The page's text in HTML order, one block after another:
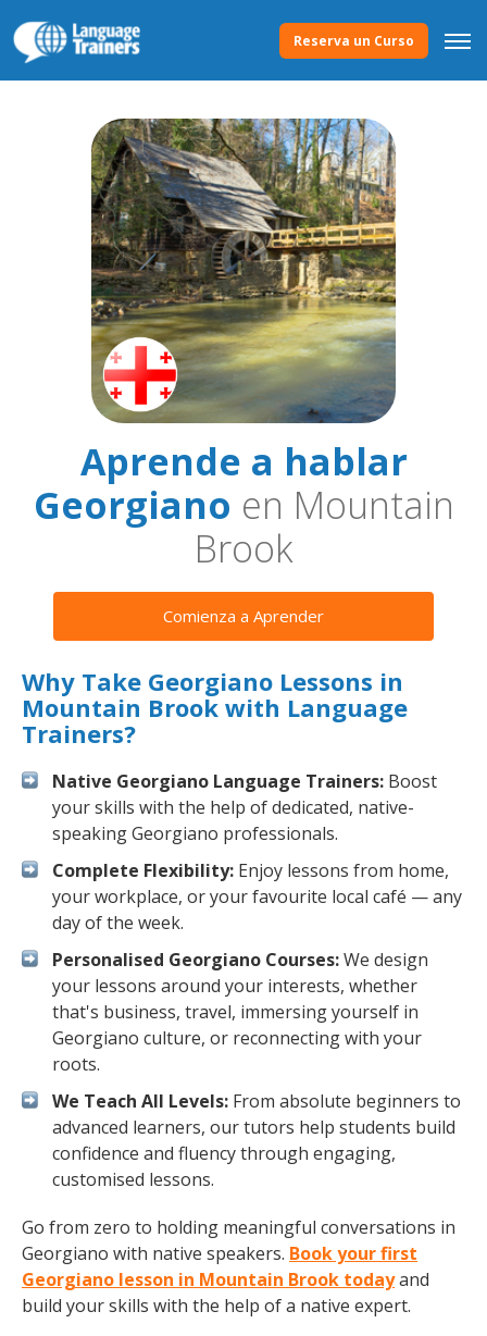
Reserva un Curso
Aprende a hablar
Georgiano en Mountain
Brook
Comienza a Aprender
Why Take Georgiano Lessons in
Mountain Brook with Language
Trainers?
Native Georgiano Language Trainers: Boost
your skills with the help of dedicated, native-
speaking Georgiano professionals.
Complete Flexibility: Enjoy lessons from home,
your workplace, or your favourite local café — any
day of the week.
Personalised Georgiano Courses:We design
your lessons around your interests, whether
that's business, travel, immersing yourself in
Georgiano culture, or reconnecting with your
roots.
We Teach All Levels: From absolute beginners to
advanced learners, our tutors help students build
confidence and fluency through engaging,
customised lessons.
Go from zero to holding meaningful conversations in
Georgiano with native speakers. Book your first
Georgiano lesson in Mountain Brook todayand
build your skills with the help of a native expert.